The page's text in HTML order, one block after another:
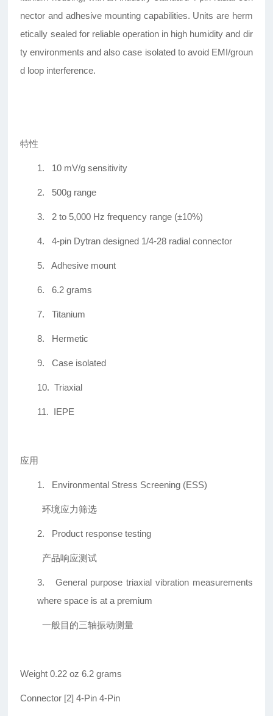
nector and adhesive mounting capabilities. Units are herm
etically sealed for reliable operation in high humidity and dir
ty environments and also case isolated to avoid EMI/groun
d loop interference.
特性
1. 10 mV/g sensitivity
2. 500g range
3. 2 to 5,000 Hz frequency range (±10%)
4. 4-pin Dytran designed 1/4-28 radial connector
5. Adhesive mount
6. 6.2 grams
7. Titanium
8. Hermetic
9. Case isolated
10. Triaxial
11. IEPE
应用
1. Environmental Stress Screening (ESS)
环境应力筛选
2. Product response testing
产品响应测试
3.
General purpose triaxial vibration measurements
where space is at a premium
一般目的三轴振动测量
Weight 0.22 oz 6.2 grams
Connector [2] 4-Pin 4-Pin